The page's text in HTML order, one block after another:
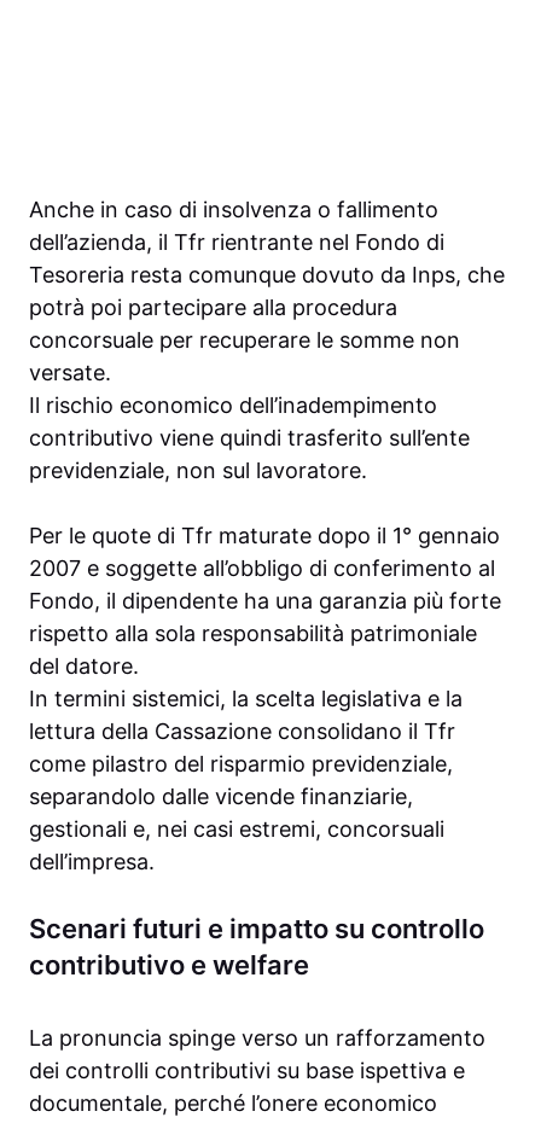
Anche in caso di insolvenza o fallimento
dell’azienda, il Tfr rientrante nel Fondo di
Tesoreria resta comunque dovuto da Inps, che
potrà poi partecipare alla procedura
concorsuale per recuperare le somme non
versate.
Il rischio economico dell’inadempimento
contributivo viene quindi trasferito sull’ente
previdenziale, non sul lavoratore.
Per le quote di Tfr maturate dopo il 1° gennaio
2007 e soggette all’obbligo di conferimento al
Fondo, il dipendente ha una garanzia più forte
rispetto alla sola responsabilità patrimoniale
del datore.
In termini sistemici, la scelta legislativa e la
lettura della Cassazione consolidano il Tfr
come pilastro del risparmio previdenziale,
separandolo dalle vicende finanziarie,
gestionali e, nei casi estremi, concorsuali
dell’impresa.
Scenari futuri e impatto su controllo
contributivo e welfare
La pronuncia spinge verso un rafforzamento
dei controlli contributivi su base ispettiva e
documentale, perché l’onere economico